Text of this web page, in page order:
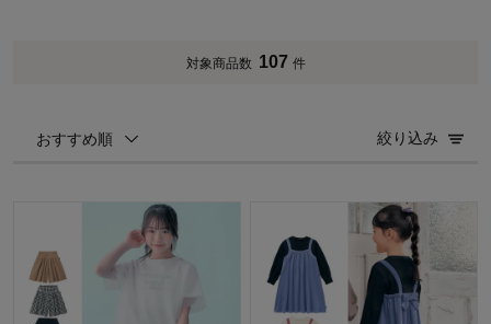
対象商品数 107 件
おすすめ順 絞り込み